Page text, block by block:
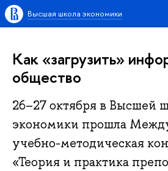
Высшая школа экономики
Как «загрузить»
общество
26–27 октября в Высшей
экономики прошла
учебно-методическая
«Теория и практика